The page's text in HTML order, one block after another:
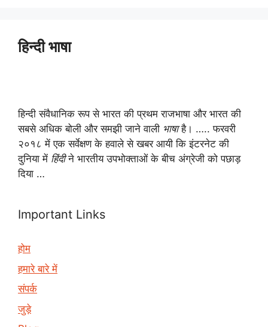
हिन्दी भाषा
हिन्दी संवैधानिक रूप से भारत की प्रथम राजभाषा और भारत की
सबसे अधिक बोली और समझी जाने वाली भाषाहै। ….. फरवरी
२०१८ में एक सर्वेक्षण के हवाले से खबर आयी कि इंटरनेट की
दुनिया में हिंदीने भारतीय उपभोक्ताओं के बीच अंग्रेजी को पछाड़
दिया …
Important Links
होम
हमारे बारे में
संपर्क
जुड़े